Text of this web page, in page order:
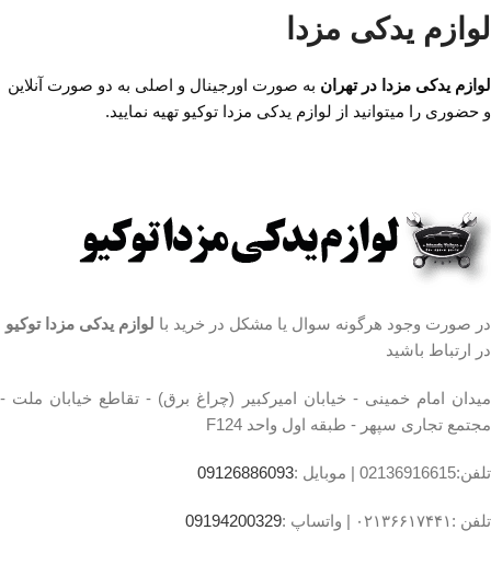
اول واحد F124
رسمی ساعت 9 الی 19 پنجشنبه
ها ساعت 9 الی 14 شماره تماس
ساعت کار فروشگاه
۰۹۱۹۴۲۰۰۳۲۹
لوازم یدکی مزدا
لوازم یدکی مزدا در تهران به صورت اورجینال و اصلی به دو صورت آنلاین
و حضوری را میتوانید از لوازم یدکی مزدا توکیو تهیه نمایید.
در صورت وجود هرگونه سوال یا مشکل در خرید با لوازم یدکی مزدا توکیو
در ارتباط باشید
میدان امام خمینی - خیابان امیرکبیر (چراغ برق) - تقاطع خیابان ملت -
مجتمع تجاری سپهر - طبقه اول واحد F124
تلفن:02136916615 | موبایل :09126886093
تلفن :۰۲۱۳۶۶۱۷۴۴۱ | واتساپ :09194200329